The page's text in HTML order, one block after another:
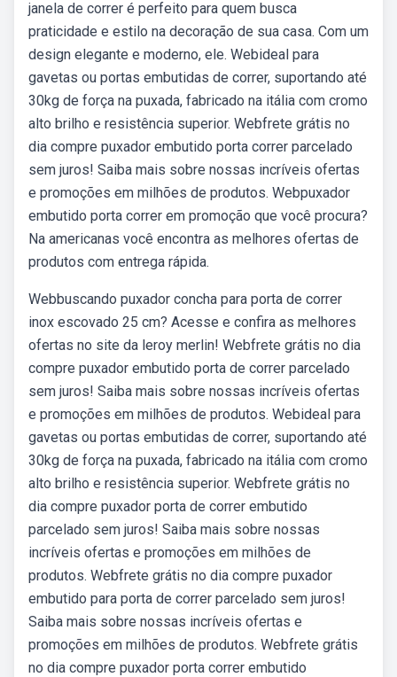
janela de correr é perfeito para quem busca
praticidade e estilo na decoração de sua casa. Com um
design elegante e moderno, ele. Webideal para
gavetas ou portas embutidas de correr, suportando até
30kg de força na puxada, fabricado na itália com cromo
alto brilho e resistência superior. Webfrete grátis no
dia compre puxador embutido porta correr parcelado
sem juros! Saiba mais sobre nossas incríveis ofertas
e promoções em milhões de produtos. Webpuxador
embutido porta correr em promoção que você procura?
Na americanas você encontra as melhores ofertas de
produtos com entrega rápida.
Webbuscando puxador concha para porta de correr
inox escovado 25 cm? Acesse e confira as melhores
ofertas no site da leroy merlin! Webfrete grátis no dia
compre puxador embutido porta de correr parcelado
sem juros! Saiba mais sobre nossas incríveis ofertas
e promoções em milhões de produtos. Webideal para
gavetas ou portas embutidas de correr, suportando até
30kg de força na puxada, fabricado na itália com cromo
alto brilho e resistência superior. Webfrete grátis no
dia compre puxador porta de correr embutido
parcelado sem juros! Saiba mais sobre nossas
incríveis ofertas e promoções em milhões de
produtos. Webfrete grátis no dia compre puxador
embutido para porta de correr parcelado sem juros!
Saiba mais sobre nossas incríveis ofertas e
promoções em milhões de produtos. Webfrete grátis
no dia compre puxador porta correr embutido